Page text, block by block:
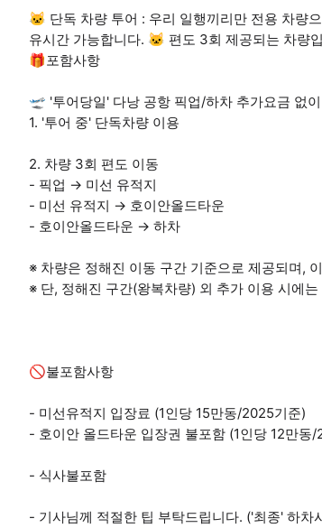
🐱 단독 차량 투어 : 우리 일행끼리만 전용 차량
유시간 가능합니다. 🐱 편도 3회 제공되는 차량
🎁포함사항
🛫 '투어당일' 다낭 공항 픽업/하차 추가요금 없
1. '투어 중' 단독차량 이용
2. 차량 3회 편도 이동
- 픽업 → 미선 유적지
- 미선 유적지 → 호이안올드타운
- 호이안올드타운 → 하차
※ 차량은 정해진 이동 구간 기준으로 제공되며,
※ 단, 정해진 구간(왕복차량) 외 추가 이용 시에
🚫불포함사항
- 미선유적지 입장료 (1인당 15만동/2025기준)
- 호이안 올드타운 입장권 불포함 (1인당 12만동
- 식사불포함
- 기사님께 적절한 팁 부탁드립니다. ('최종' 하차